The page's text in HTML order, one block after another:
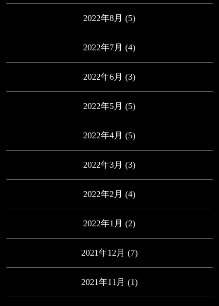
2022年8月 (5)
2022年7月 (4)
2022年6月 (3)
2022年5月 (5)
2022年4月 (5)
2022年3月 (3)
2022年2月 (4)
2022年1月 (2)
2021年12月 (7)
2021年11月 (1)